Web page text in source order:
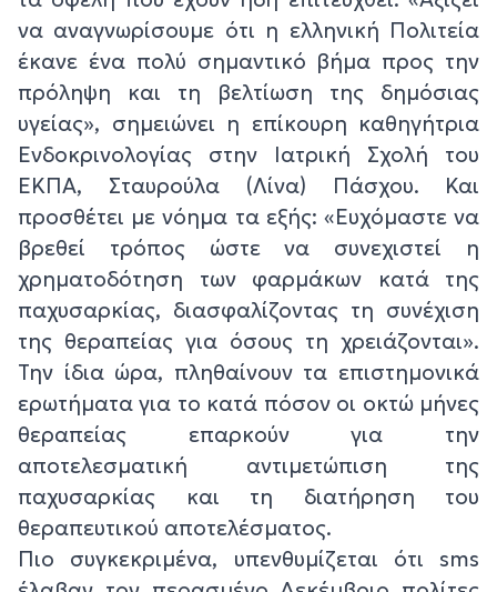
να αναγνωρίσουμε ότι η ελληνική Πολιτεία
έκανε ένα πολύ σημαντικό βήμα προς την
πρόληψη και τη βελτίωση της δημόσιας
υγείας», σημειώνει η επίκουρη καθηγήτρια
Ενδοκρινολογίας στην Ιατρική Σχολή του
ΕΚΠΑ, Σταυρούλα (Λίνα) Πάσχου. Και
προσθέτει με νόημα τα εξής: «Ευχόμαστε να
βρεθεί τρόπος ώστε να συνεχιστεί η
χρηματοδότηση των φαρμάκων κατά της
παχυσαρκίας, διασφαλίζοντας τη συνέχιση
της θεραπείας για όσους τη χρειάζονται».
Την ίδια ώρα, πληθαίνουν τα επιστημονικά
ερωτήματα για το κατά πόσον οι οκτώ μήνες
θεραπείας επαρκούν για την
αποτελεσματική αντιμετώπιση της
παχυσαρκίας και τη διατήρηση του
θεραπευτικού αποτελέσματος.
Πιο συγκεκριμένα, υπενθυμίζεται ότι sms